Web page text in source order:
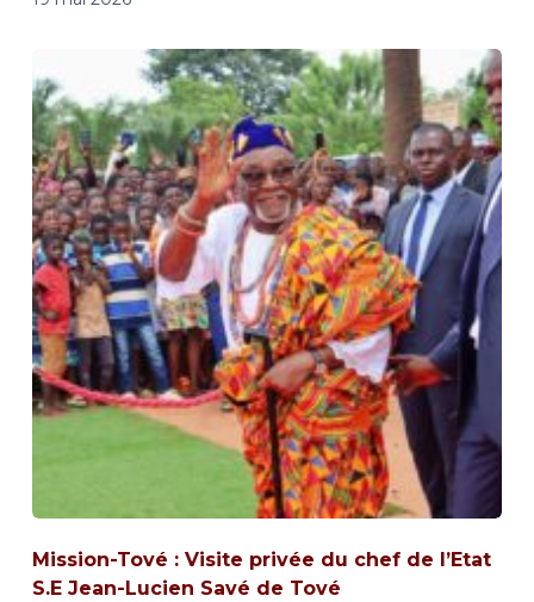
Mission-Tové : Visite privée du chef de l’Etat
S.E Jean-Lucien Savé de Tové